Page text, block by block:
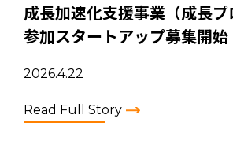
成長加速化支援事業（成長プ
参加スタートアップ募集開始
2026.4.22
Read Full Story